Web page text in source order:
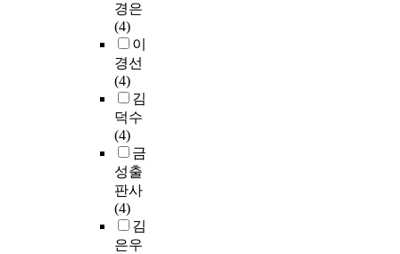
경은
(4)
이
경선
(4)
김
덕수
(4)
금
성출
판사
(4)
김
은우